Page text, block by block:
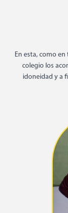
En esta, como
colegio los
idoneidad y a